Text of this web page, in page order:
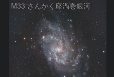
M33 さんかく座渦巻銀河